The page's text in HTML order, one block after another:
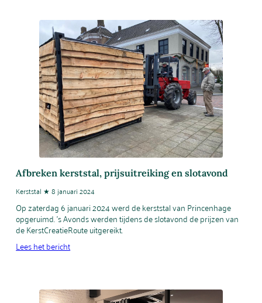
Afbreken kerststal, prijsuitreiking en slotavond
Kerststal ★ 8 januari 2024
Op zaterdag 6 januari 2024 werd de kerststal van Princenhage
opgeruimd. ’s Avonds werden tijdens de slotavond de prijzen van
de KerstCreatieRoute uitgereikt.
Lees het bericht